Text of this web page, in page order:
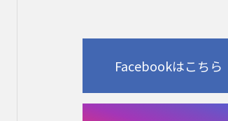
Facebookはこちら